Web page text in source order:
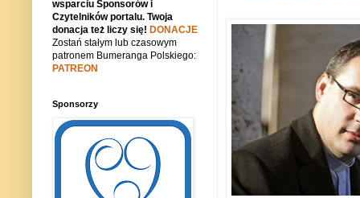
wsparciu Sponsorów i
Czytelników portalu. Twoja
donacja też liczy się! DONACJE
Zostań stałym lub czasowym
patronem Bumeranga Polskiego:
PATREON
Sponsorzy